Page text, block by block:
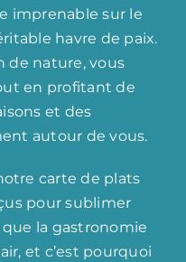
imprenable sur le
havre de paix.
de nature, vous
en profitant de
et des
autour de vous.
carte de plats
pour sublimer
la gastronomie
et c’est pourquoi